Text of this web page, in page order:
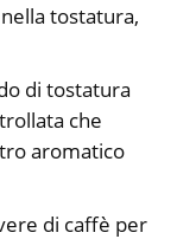
tostatura,
di tostatura
che
aromatico
di caffè per